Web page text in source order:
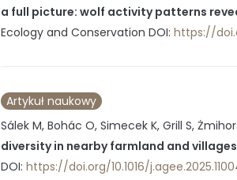
a full picture: wolf activity patterns
Ecology and Conservation DOI: https://
Artykuł naukowy
Sálek M, Bohác O, Simecek K, Grill S,
diversity in nearby farmland and villages
DOI: https://doi.org/10.1016/